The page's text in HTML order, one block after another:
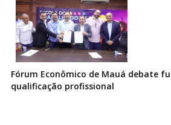
Fórum Econômico de Mauá debate
qualificação profissional